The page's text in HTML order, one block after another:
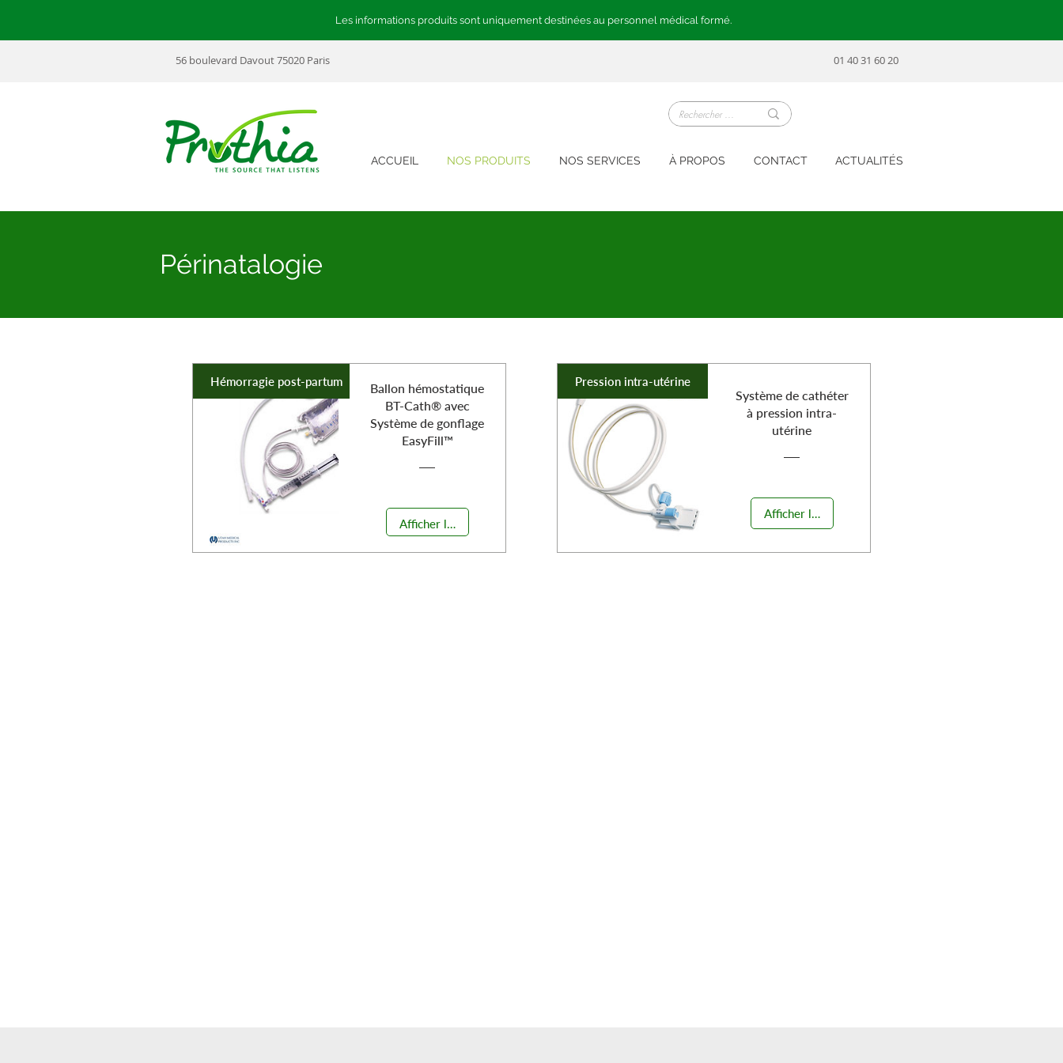
Les informations produits sont uniquement destinées au personnel médical formé.
56 boulevard Davout 75020 Paris 01 40 31 60 20
ACCUEIL NOS PRODUITS NOS SERVICES À PROPOS CONTACT ACTUALITÉS
Périnatalogie
Hémorragie post-partum
Ballon hémostatique
BT-Cath® avec
Système de gonflage
EasyFill™
Afficher les détails
Pression intra-utérine
Système de cathéter
à pression intra-
utérine
Afficher les détails